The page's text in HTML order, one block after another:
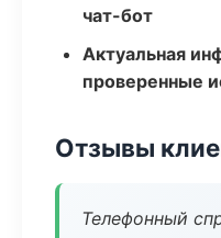
чат-бот
Актуальная
проверенные
Отзывы
Телефонный